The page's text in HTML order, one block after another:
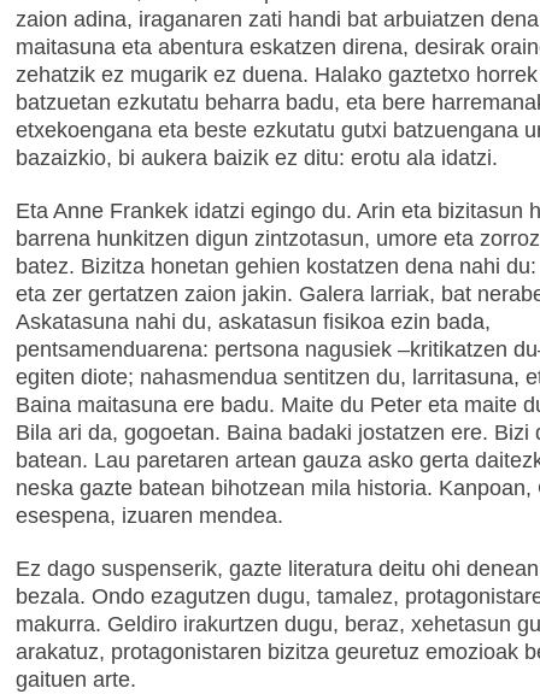
zaion adina, iraganaren zati handi bat arbuiatzen
maitasuna eta abentura eskatzen direna, desirak
zehatzik ez mugarik ez duena. Halako gaztetxo
batzuetan ezkutatu beharra badu, eta bere
etxekoengana eta beste ezkutatu gutxi batzuengana
bazaizkio, bi aukera baizik ez ditu: erotu ala idatzi.
Eta Anne Frankek idatzi egingo du. Arin eta bizitasun
barrena hunkitzen digun zintzotasun, umore eta
batez. Bizitza honetan gehien kostatzen dena nahi
eta zer gertatzen zaion jakin. Galera larriak, bat
Askatasuna nahi du, askatasun fisikoa ezin bada,
pentsamenduarena: pertsona nagusiek –kritikatzen
egiten diote; nahasmendua sentitzen du, larritasuna,
Baina maitasuna ere badu. Maite du Peter eta maite
Bila ari da, gogoetan. Baina badaki jostatzen ere. Bizi
batean. Lau paretaren artean gauza asko gerta
neska gazte batean bihotzean mila historia. Kanpoan,
esespena, izuaren mendea.
Ez dago suspenserik, gazte literatura deitu ohi
bezala. Ondo ezagutzen dugu, tamalez,
makurra. Geldiro irakurtzen dugu, beraz, xehetasun
arakatuz, protagonistaren bizitza geuretuz emozioak
gaituen arte.